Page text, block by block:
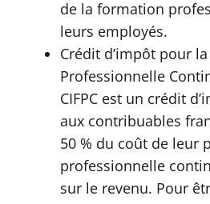
de la formation
leurs employés.
Crédit d’impôt pour
Professionnelle
CIFPC est un crédit
aux contribuables
50 % du coût de leur
professionnelle
sur le revenu. Pour